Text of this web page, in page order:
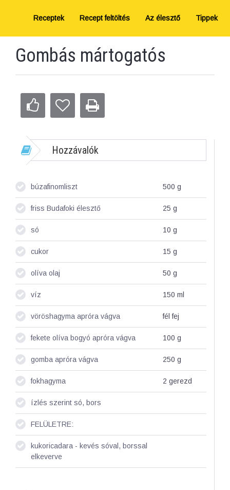
Receptek Recept feltöltés Az élesztő Tippek
Gombás mártogatós
Hozzávalók
búzafinomliszt 500 g
friss Budafoki élesztő 25 g
só 10 g
cukor 15 g
olíva olaj 50 g
víz 150 ml
vöröshagyma apróra vágva fél fej
fekete olíva bogyó apróra vágva 100 g
gomba apróra vágva 250 g
fokhagyma 2 gerezd
ízlés szerint só, bors
FELÜLETRE:
kukoricadara - kevés sóval, borssal
elkeverve